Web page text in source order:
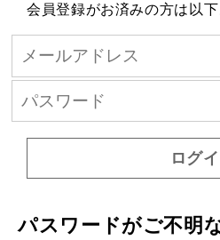
会員登録がお済みの方は以下
ログ
パスワードがご不明